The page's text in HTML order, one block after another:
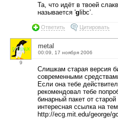
Та, что идёт в твоей
называется 'glibc’.
Ответить Цитировать
9
metal
00:09, 17 ноября 2006
Слишкам старая версия
современными
Если она тебе
рекомендовал тебе
бинарный пакет от
интересная ссылка на
http://ecg.mit.edu/george/